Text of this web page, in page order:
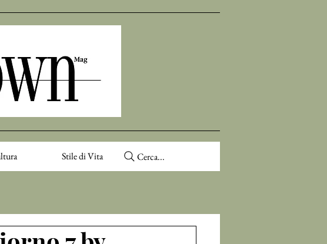
Stile di Vita Cerca...